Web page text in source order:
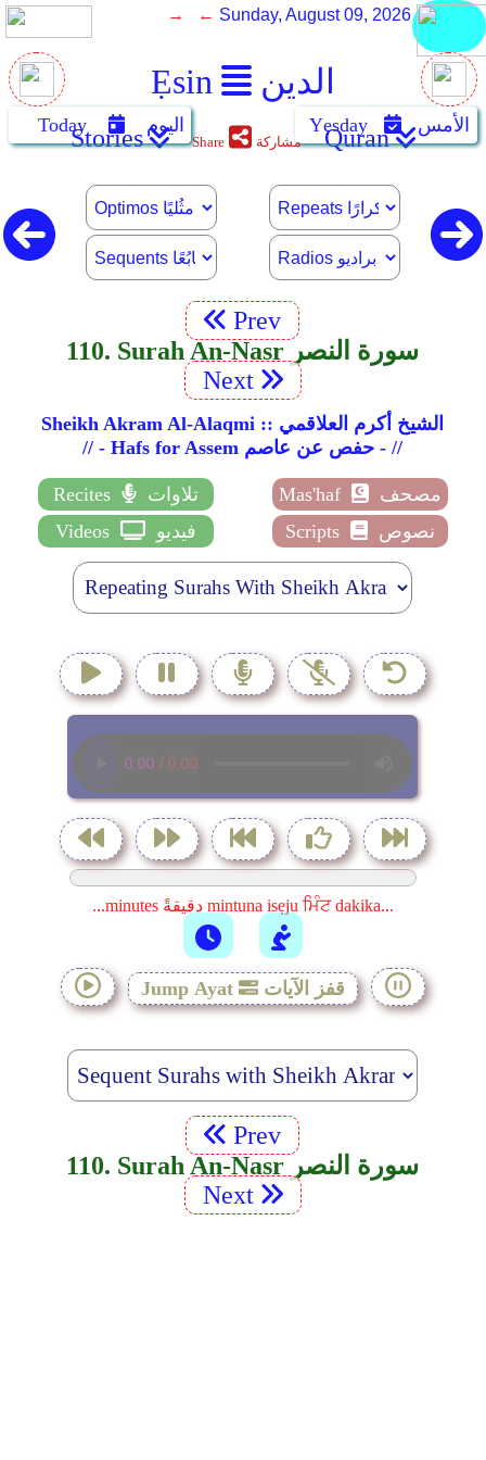
Ẹsin الدين
→ ← Sunday, August 09, 2026
Today اليوم Yẹsday الأمس Stories Share مشاركة Quran
Prev
110. Surah An-Nasr سورة النصر
Next
Sheikh Akram Al-Alaqmi :: الشيخ أكرم العلاقمي
// - Hafs for Assem حفص عن عاصم - //
Recites تلاوات Mas'haf
مصحف
Videos
فيديو Scripts نصوص
...minutes دقيقةً mintuna isẹju ਮਿੰਟ dakika...
Jump Ayat قفز الآيات
Prev
110. Surah An-Nasr سورة النصر
Next